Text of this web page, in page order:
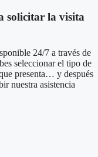
solicitar la visita
24/7 a través de
seleccionar el tipo de
presenta… y después
nuestra asistencia